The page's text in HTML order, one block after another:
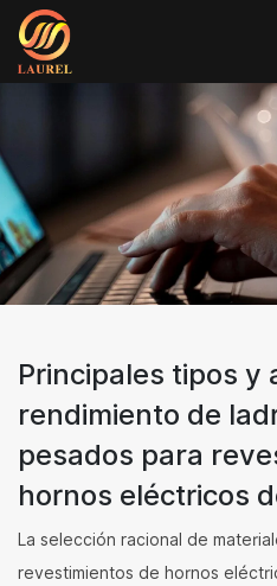
Principales tipos y
rendimiento de
pesados para
hornos eléctricos
La selección racional de
revestimientos de hornos